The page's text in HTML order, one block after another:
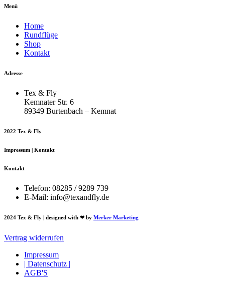
Menü
Home
Rundflüge
Shop
Kontakt
Adresse
Tex & Fly
Kemnater Str. 6
89349 Burtenbach – Kemnat
2022 Tex & Fly
Impressum | Kontakt
Kontakt
Telefon: 08285 / 9289 739
E-Mail: info@texandfly.de
2024 Tex & Fly | designed with ❤ by Merker Marketing
Vertrag widerrufen
Impressum
| Datenschutz |
AGB'S